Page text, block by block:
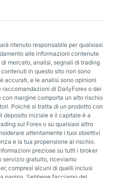
ritenuto responsabile per qualsiasi
alle informazioni contenute
mercato, analisi, segnali di trading
in questo sito non sono
accurati, e le analisi sono opinioni
di DailyForex o dei
margine comporta un alto rischio
Poiché si tratta di un prodotto con
deposito iniziale e il capitale è a
sul Forex o su qualsiasi altro
attentamente i tuoi obiettivi
e la tua propensione al rischio.
preziose su tutti i broker
servizio gratuito, riceviamo
compresi alcuni di quelli inclusi